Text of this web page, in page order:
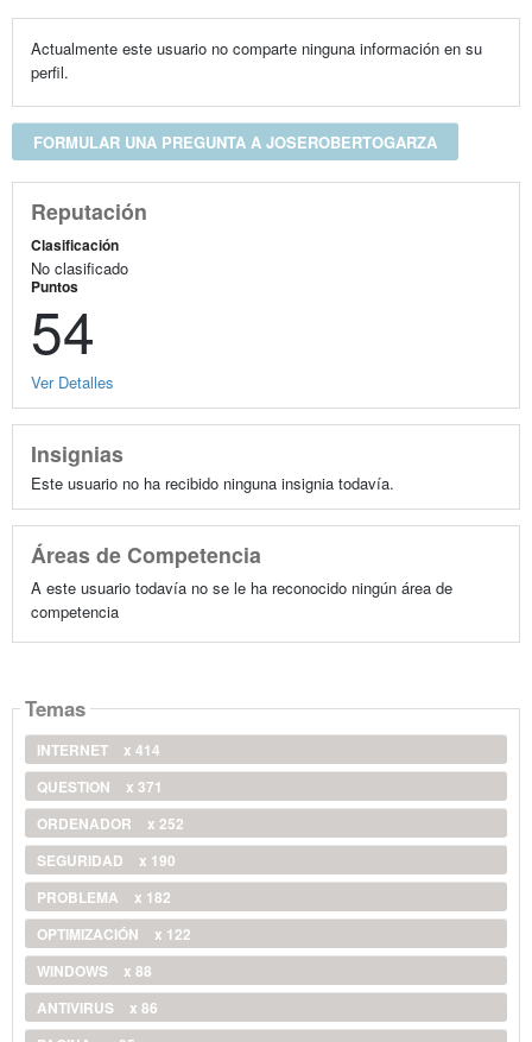
Actualmente este usuario no comparte ninguna información en su
perfil.
FORMULAR UNA PREGUNTA A JOSEROBERTOGARZA
Reputación
Clasificación
No clasificado
Puntos
54
Ver Detalles
Insignias
Este usuario no ha recibido ninguna insignia todavía.
Áreas de Competencia
A este usuario todavía no se le ha reconocido ningún área de
competencia
Temas
INTERNET
x 414
QUESTION
x 371
ORDENADOR
x 252
SEGURIDAD
x 190
PROBLEMA
x 182
OPTIMIZACIÓN
x 122
WINDOWS
x 88
ANTIVIRUS
x 86